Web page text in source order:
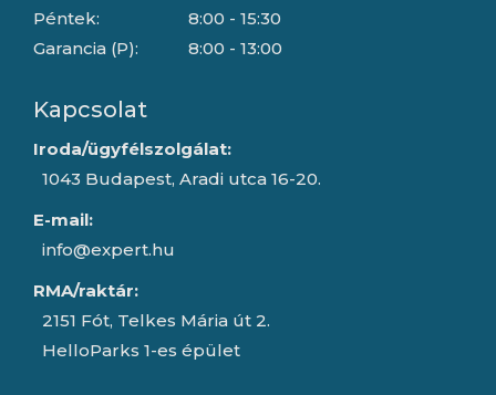
Péntek:
Garancia (P):
8:00 - 15:30
8:00 - 13:00
Kapcsolat
Iroda/ügyfélszolgálat:
1043 Budapest, Aradi utca 16-20.
E-mail:
info@expert.hu
RMA/raktár:
2151 Fót, Telkes Mária út 2.
HelloParks 1-es épület